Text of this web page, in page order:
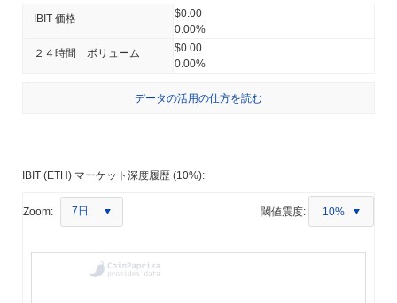
IBIT 価格
$0.00
0.00%
２４時間 ボリューム
$0.00
0.00%
データの活用の仕方を読む
IBIT (ETH) マーケット深度履歴 (10%):
Zoom: 7日 閾値震度: 10%